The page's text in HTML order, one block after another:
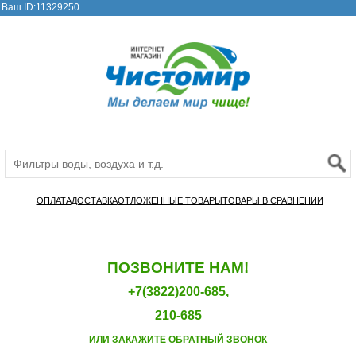
Ваш ID:11329250
ОПЛАТАДОСТАВКАОТЛОЖЕННЫЕ ТОВАРЫТОВАРЫ В СРАВНЕНИИ
ПОЗВОНИТЕ НАМ!
+7(3822)200-685,
210-685
ИЛИ ЗАКАЖИТЕ ОБРАТНЫЙ ЗВОНОК